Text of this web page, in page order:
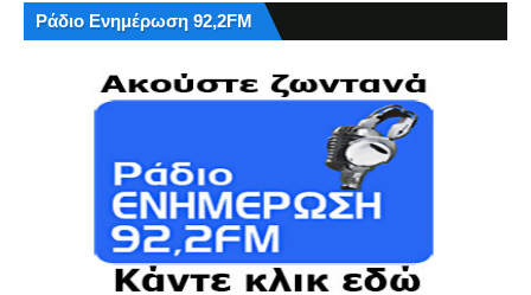
Ράδιο Ενημέρωση 92,2FM